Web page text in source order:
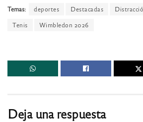
Temas: deportes Destacadas
Tenis
Wimbledon 2026
Deja una respuesta